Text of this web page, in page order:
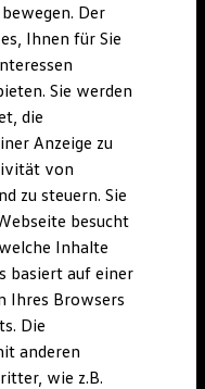
Produkte
Der
Ihnen für Sie
Sie werden
die
Anzeige zu
von
zu steuern. Sie
besucht
Inhalte
basiert auf einer
Ihres Browsers
Die
anderen
wie z.B.